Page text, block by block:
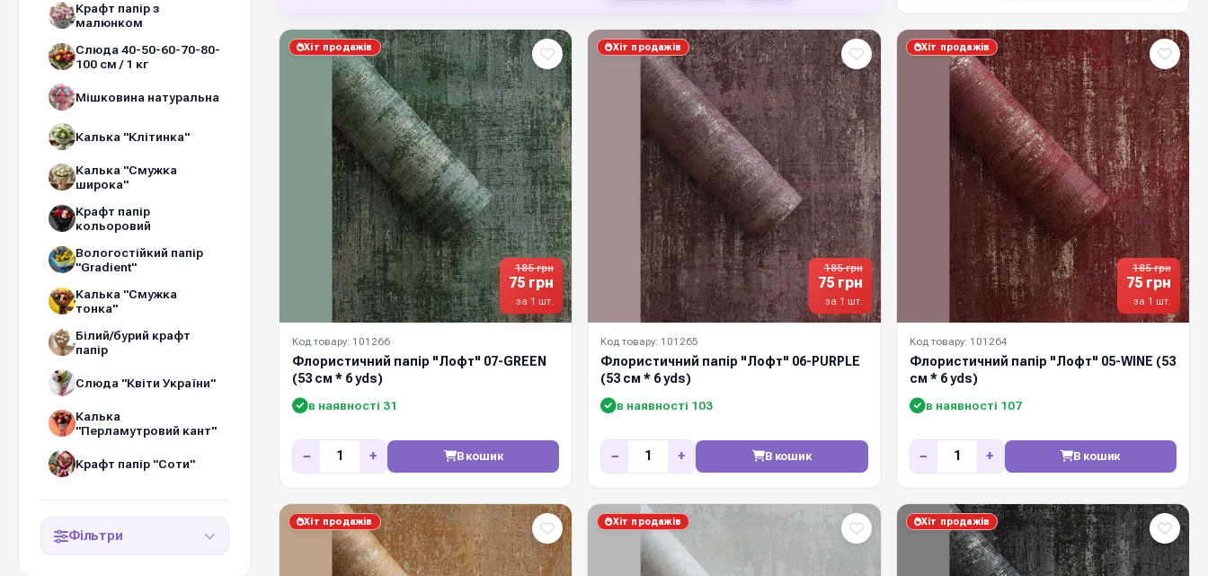
Крафт папір з
малюнком
Слюда 40-50-60-70-80-
100 см / 1 кг
Мішковина натуральна
Калька "Клітинка"
Калька "Смужка
широка"
Крафт папір
кольоровий
Вологостійкий папір
"Gradient"
Калька "Смужка
тонка"
Білий/бурий крафт
папір
Слюда "Квіти України"
Калька
"Перламутровий кант"
Крафт папір "Соти"
Фільтри
185 грн
75 грн
за 1 шт.
Хіт продажів
Код товару: 101266
Флористичний папір "Лофт" 07-GREEN
(53 см * 6 yds)
в наявності 31
− + В кошик
185 грн
75 грн
за 1 шт.
Хіт продажів
Код товару: 101265
Флористичний папір "Лофт" 06-PURPLE
(53 см * 6 yds)
в наявності 103
− + В кошик
185 грн
75 грн
за 1 шт.
Хіт продажів
Код товару: 101264
Флористичний папір "Лофт" 05-WINE (53
см * 6 yds)
в наявності 107
− + В кошик
Хіт продажів Хіт продажів Хіт продажів